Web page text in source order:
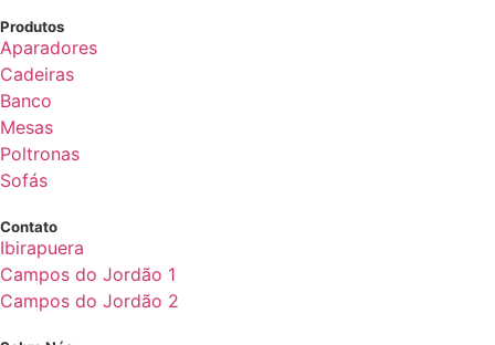
Produtos
Aparadores
Cadeiras
Banco
Mesas
Poltronas
Sofás
Contato
Ibirapuera
Campos do Jordão 1
Campos do Jordão 2